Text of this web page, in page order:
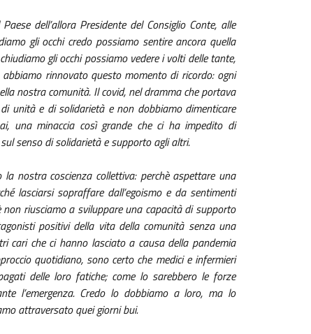
dell’allora Presidente del Consiglio Conte, alle
gli occhi credo possiamo sentire ancora quella
gli occhi possiamo vedere i volti delle tante,
rinnovato questo momento di ricordo: ogni
nostra comunità. Il covid, nel dramma che portava
unità e di solidarietà e non dobbiamo dimenticare
una minaccia così grande che ci ha impedito di
senso di solidarietà e supporto agli altri.
nostra coscienza collettiva: perchè aspettare una
lasciarsi sopraffare dall’egoismo e da sentimenti
riusciamo a sviluppare una capacità di supporto
positivi della vita della comunità senza una
cari che ci hanno lasciato a causa della pandemia
quotidiano, sono certo che medici e infermieri
delle loro fatiche; come lo sarebbero le forze
l’emergenza. Credo lo dobbiamo a loro, ma lo
attraversato quei giorni bui.